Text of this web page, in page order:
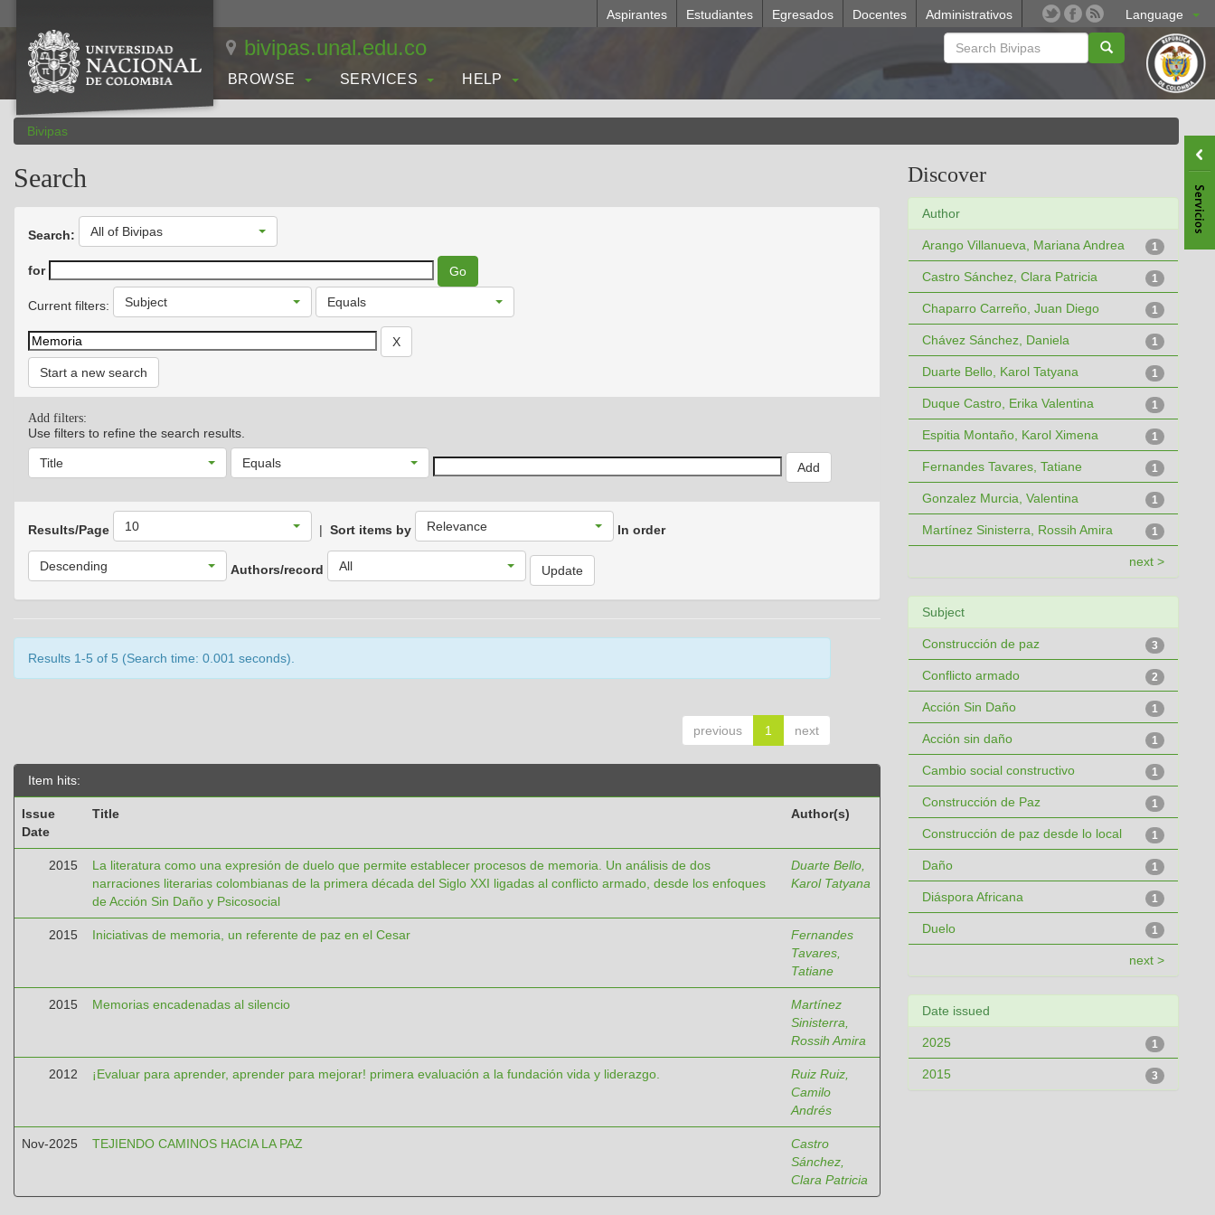
Language
Aspirantes Estudiantes Egresados Docentes Administrativos
bivipas.unal.edu.co
BROWSE SERVICES HELP
Bivipas
Search
Search: All of Bivipas
for
Current filters: Subject Equals
Start a new search
Add filters:
Use filters to refine the search results.
Title Equals
Results/Page 10 | Sort items by Relevance In order
Descending Authors/record All
Results 1-5 of 5 (Search time: 0.001 seconds).
previous 1 next
Item hits:
Issue
Date
Title Author(s)
2015
La literatura como una expresión de duelo que permite establecer procesos de memoria. Un análisis de dos
narraciones literarias colombianas de la primera década del Siglo XXI ligadas al conflicto armado, desde los enfoques
de Acción Sin Daño y Psicosocial
Duarte Bello,
Karol Tatyana
2015 Iniciativas de memoria, un referente de paz en el Cesar
Fernandes
Tavares,
Tatiane
2015 Memorias encadenadas al silencio
Martínez
Sinisterra,
Rossih Amira
2012 ¡Evaluar para aprender, aprender para mejorar! primera evaluación a la fundación vida y liderazgo.
Ruiz Ruiz,
Camilo
Andrés
Nov-2025 TEJIENDO CAMINOS HACIA LA PAZ
Castro
Sánchez,
Clara Patricia
Discover
Author
1
Arango Villanueva, Mariana Andrea
1
Castro Sánchez, Clara Patricia
1
Chaparro Carreño, Juan Diego
1
Chávez Sánchez, Daniela
1
Duarte Bello, Karol Tatyana
1
Duque Castro, Erika Valentina
1
Espitia Montaño, Karol Ximena
1
Fernandes Tavares, Tatiane
1
Gonzalez Murcia, Valentina
1
Martínez Sinisterra, Rossih Amira
next >
Subject
3
Construcción de paz
2
Conflicto armado
1
Acción Sin Daño
1
Acción sin daño
1
Cambio social constructivo
1
Construcción de Paz
1
Construcción de paz desde lo local
1
Daño
1
Diáspora Africana
1
Duelo
next >
Date issued
1
2025
3
2015